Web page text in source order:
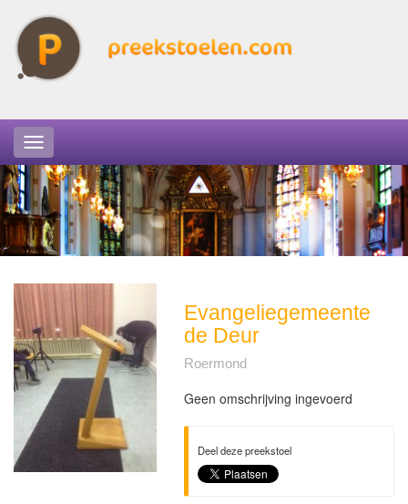
Evangeliegemeente
de Deur
Roermond
Geen omschrijving ingevoerd
Deel deze preekstoel